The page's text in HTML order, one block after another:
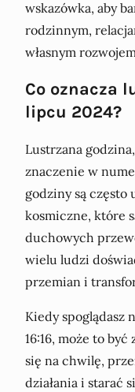
wskazówka, aby
rodzinnym,
własnym
Co oznacza
lipcu 2024?
Lustrzana
znaczenie w
godziny są często
kosmiczne, które
duchowych
wielu ludzi
przemian i
Kiedy spoglądasz
16:16, może to
się na chwilę,
działania i starać